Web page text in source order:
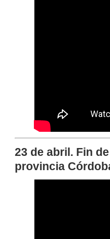
23 de abril. Fin
provincia